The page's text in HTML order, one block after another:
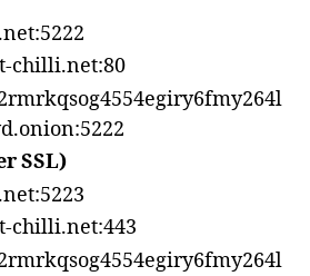
chilli.net:80
SSL)
chilli.net:443